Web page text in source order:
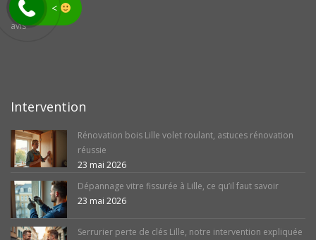
avis
Intervention
Rénovation bois Lille volet roulant, astuces rénovation
réussie
23 mai 2026
Dépannage vitre fissurée à Lille, ce qu’il faut savoir
23 mai 2026
Serrurier perte de clés Lille, notre intervention expliquée
<